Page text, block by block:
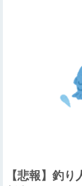
【悲報】釣